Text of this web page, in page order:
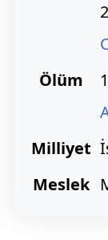
Ölüm
Milliyet
Meslek